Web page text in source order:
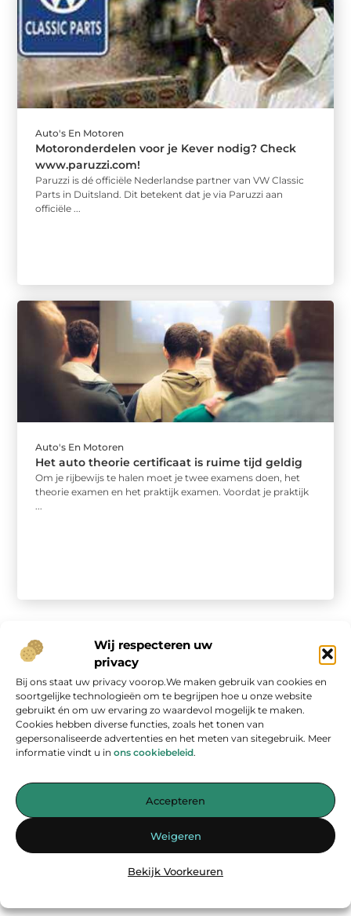
Wij respecteren uw
privacy
Bij ons staat uw privacy voorop.We maken gebruik van cookies en
soortgelijke technologieën om te begrijpen hoe u onze website
gebruikt én om uw ervaring zo waardevol mogelijk te maken.
Cookies hebben diverse functies, zoals het tonen van
gepersonaliseerde advertenties en het meten van sitegebruik. Meer
informatie vindt u in ons cookiebeleid.
Accepteren
Weigeren
Bekijk Voorkeuren
Auto's En Motoren
Motoronderdelen voor je Kever nodig? Check
www.paruzzi.com!
Paruzzi is dé officiële Nederlandse partner van VW Classic
Parts in Duitsland. Dit betekent dat je via Paruzzi aan
officiële ...
Auto's En Motoren
Het auto theorie certificaat is ruime tijd geldig
Om je rijbewijs te halen moet je twee examens doen, het
theorie examen en het praktijk examen. Voordat je praktijk
...
Jouw bron voor inspirerende blogs en waardevolle inzichten
— Laat je inspireren door verhelderende verhalen, praktische tips
Begin vandaag nog met ontdekken op
Onze informatie